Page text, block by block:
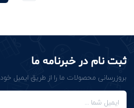
ثبت نام در خبرنامه ما
بروزرسانی محصولات ما را از طریق ایمیل خود